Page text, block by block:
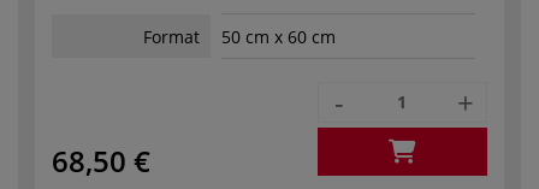
Format 50 cm x 60 cm
68,50 €
- +